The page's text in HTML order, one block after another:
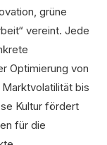
grüne
vereint. Jede
Optimierung von
bis
Kultur fördert
für die